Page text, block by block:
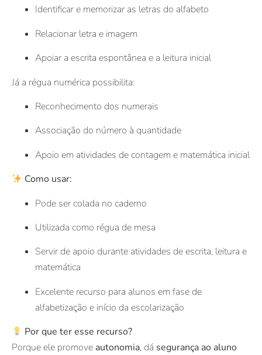
Identificar e memorizar as letras do alfabeto
Relacionar letra e imagem
Apoiar a escrita espontânea e a leitura inicial
Já a régua numérica possibilita:
Reconhecimento dos numerais
Associação do número à quantidade
Apoio em atividades de contagem e matemática inicial
Como usar:
Pode ser colada no caderno
Utilizada como régua de mesa
Servir de apoio durante atividades de escrita, leitura e
matemática
Excelente recurso para alunos em fase de
alfabetização e início da escolarização
Por que ter esse recurso?
Porque ele promove autonomia, dá segurança ao aluno